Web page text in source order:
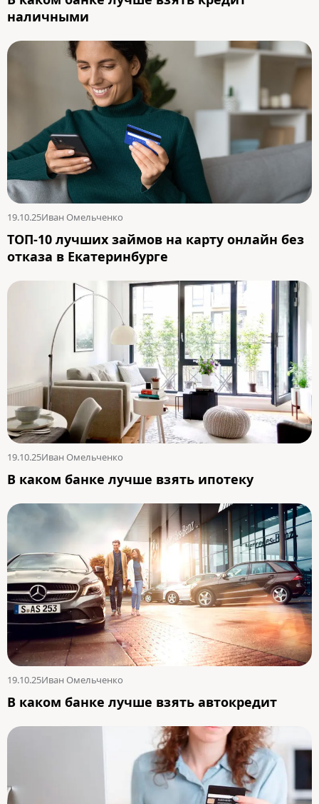
наличными
19.10.25Иван Омельченко
ТОП-10 лучших займов на карту онлайн без
отказа в Екатеринбурге
19.10.25Иван Омельченко
В каком банке лучше взять ипотеку
19.10.25Иван Омельченко
В каком банке лучше взять автокредит